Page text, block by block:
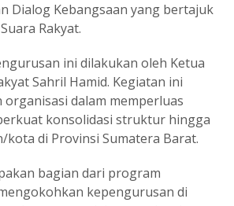
Dialog Kebangsaan yang bertajuk
Rakyat.
ini dilakukan oleh Ketua
Sahril Hamid. Kegiatan ini
organisasi dalam memperluas
konsolidasi struktur hingga
di Provinsi Sumatera Barat.
bagian dari program
kepengurusan di